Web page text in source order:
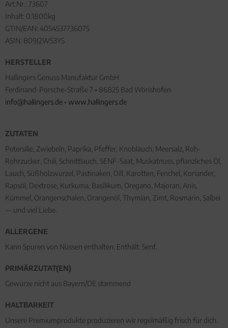
Art.Nr.: 73607
Inhalt: 0.1800kg
GTIN/EAN: 4054537736075
ASIN: B09J2W53YS
HERSTELLER
Hallingers Genuss Manufaktur GmbH
Ferdinand-Porsche-Straße 7 • 86825 Bad Wörishofen
info@hallingers.de • www.hallingers.de
ZUTATEN
Petersilie, Zwiebeln, Paprika, Pfeffer, Knoblauch, Meersalz, Roh-
Rohrzucker, Chili, Schnittlauch, SENF-Saat, Muskatnuss, pflanzliches Öl,
Lauch, Süßholzwurzel, Pastinaken, Dill, Karotten, Fenchel, Koriander,
Rapsöl, Dextrose, Kurkuma, Basilikum, Oregano, Majoran, Anis,
Kümmel, Orangenschalen, Orangenöl, Thymian, Zimt, Rosmarin, Salbei
— und viel Liebe.
ALLERGENE
Kann Spuren von Nüssen enthalten. Enthält: Senf.
PRIMÄRZUTAT(EN)
Gewürze nicht aus Bayern/DE stammend
HALTBARKEIT
Unsere Premiumprodukte produzieren wir regelmäßig frisch für dich.